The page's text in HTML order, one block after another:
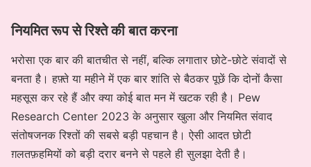
नियमित रूप से रिश्ते की बात करना
भरोसा एक बार की बातचीत से नहीं, बल्कि लगातार छोटे-छोटे संवादों से
बनता है। हफ़्ते या महीने में एक बार शांति से बैठकर पूछें कि दोनों कैसा
महसूस कर रहे हैं और क्या कोई बात मन में खटक रही है। Pew
Research Center 2023 के अनुसार खुला और नियमित संवाद
संतोषजनक रिश्तों की सबसे बड़ी पहचान है। ऐसी आदत छोटी
ग़लतफ़हमियों को बड़ी दरार बनने से पहले ही सुलझा देती है।